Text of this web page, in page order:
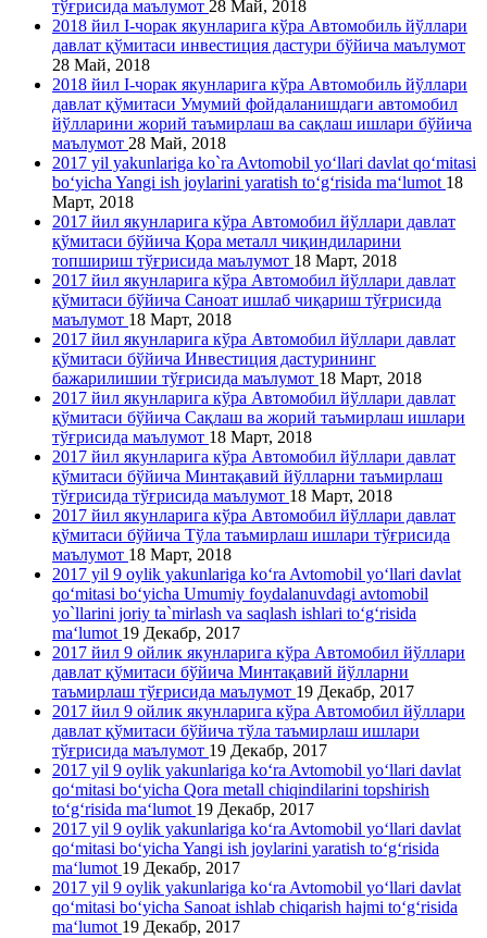
тўғрисида маълумот 28 Май, 2018
2018 йил I-чорак якунларига кўра Автомобиль йўллари
давлат қўмитаси инвестиция дастури бўйича маълумот
28 Май, 2018
2018 йил I-чорак якунларига кўра Автомобиль йўллари
давлат қўмитаси Умумий фойдаланишдаги автомобил
йўлларини жорий таъмирлаш ва сақлаш ишлари бўйича
маълумот 28 Май, 2018
2017 yil yakunlariga ko`ra Avtomobil yo‘llari davlat qo‘mitasi
bo‘yicha Yangi ish joylarini yaratish to‘g‘risida ma‘lumot 18
Март, 2018
2017 йил якунларига кўра Автомобил йўллари давлат
қўмитаси бўйича Қора металл чиқиндиларини
топшириш тўғрисида маълумот 18 Март, 2018
2017 йил якунларига кўра Автомобил йўллари давлат
қўмитаси бўйича Саноат ишлаб чиқариш тўғрисида
маълумот 18 Март, 2018
2017 йил якунларига кўра Автомобил йўллари давлат
қўмитаси бўйича Инвестиция дастурининг
бажарилишии тўғрисида маълумот 18 Март, 2018
2017 йил якунларига кўра Автомобил йўллари давлат
қўмитаси бўйича Сақлаш ва жорий таъмирлаш ишлари
тўғрисида маълумот 18 Март, 2018
2017 йил якунларига кўра Автомобил йўллари давлат
қўмитаси бўйича Минтақавий йўлларни таъмирлаш
тўғрисида тўғрисида маълумот 18 Март, 2018
2017 йил якунларига кўра Автомобил йўллари давлат
қўмитаси бўйича Тўла таъмирлаш ишлари тўғрисида
маълумот 18 Март, 2018
2017 yil 9 oylik yakunlariga ko‘ra Avtomobil yo‘llari davlat
qo‘mitasi bo‘yicha Umumiy foydalanuvdagi avtomobil
yo`llarini joriy ta`mirlash va saqlash ishlari to‘g‘risida
ma‘lumot 19 Декабр, 2017
2017 йил 9 ойлик якунларига кўра Автомобил йўллари
давлат қўмитаси бўйича Минтақавий йўлларни
таъмирлаш тўғрисида маълумот 19 Декабр, 2017
2017 йил 9 ойлик якунларига кўра Автомобил йўллари
давлат қўмитаси бўйича тўла таъмирлаш ишлари
тўғрисида маълумот 19 Декабр, 2017
2017 yil 9 oylik yakunlariga ko‘ra Avtomobil yo‘llari davlat
qo‘mitasi bo‘yicha Qora metall chiqindilarini topshirish
to‘g‘risida ma‘lumot 19 Декабр, 2017
2017 yil 9 oylik yakunlariga ko‘ra Avtomobil yo‘llari davlat
qo‘mitasi bo‘yicha Yangi ish joylarini yaratish to‘g‘risida
ma‘lumot 19 Декабр, 2017
2017 yil 9 oylik yakunlariga ko‘ra Avtomobil yo‘llari davlat
qo‘mitasi bo‘yicha Sanoat ishlab chiqarish hajmi to‘g‘risida
ma‘lumot 19 Декабр, 2017